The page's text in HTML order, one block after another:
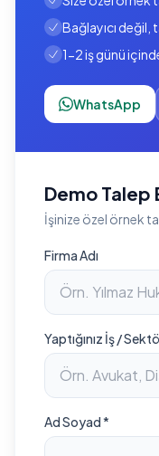
Bağlayıcı
1-2 iş günü
WhatsApp
Demo Talep
İşinize özel örnek
Firma Adı
Yaptığınız İş /
Ad Soyad *